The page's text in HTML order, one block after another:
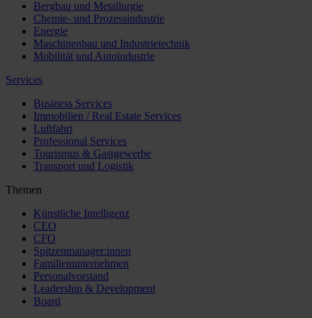
Bergbau und Metallurgie
Chemie- und Prozessindustrie
Energie
Maschinenbau und Industrietechnik
Mobilität und Autoindustrie
Services
Business Services
Immobilien / Real Estate Services
Luftfahrt
Professional Services
Tourismus & Gastgewerbe
Transport und Logistik
Themen
Künstliche Intelligenz
CEO
CFO
Spitzenmanager:innen
Familienunternehmen
Personalvorstand
Leadership & Development
Board